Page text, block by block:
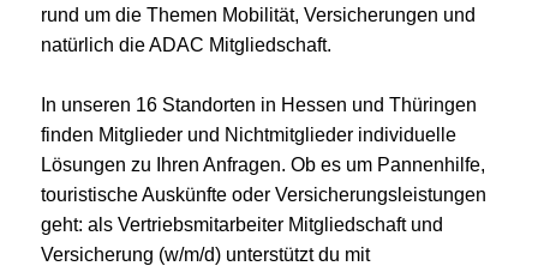
rund um die Themen Mobilität, Versicherungen und
natürlich die ADAC Mitgliedschaft.
In unseren 16 Standorten in Hessen und Thüringen
finden Mitglieder und Nichtmitglieder individuelle
Lösungen zu Ihren Anfragen. Ob es um Pannenhilfe,
touristische Auskünfte oder Versicherungsleistungen
geht: als Vertriebsmitarbeiter Mitgliedschaft und
Versicherung (w/m/d) unterstützt du mit